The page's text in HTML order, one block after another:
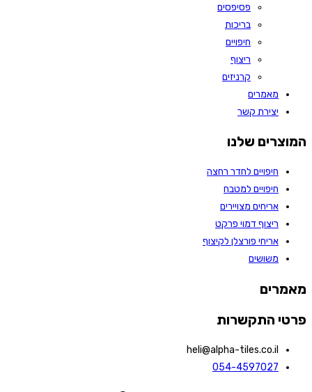
פסיפסים
בריכות
חיפויים
ריצוף
קרניזים
מאמרים
יצירת קשר
המוצרים שלנו
חיפויים לחדר רחצה
חיפויים למטבח
אריחים מצויירים
ריצוף דמוי פרקט
אריחי פורצלן לקיצוף
משושים
מאמרים
פרטי התקשרות
heli@alpha-tiles.co.il
054-4597027